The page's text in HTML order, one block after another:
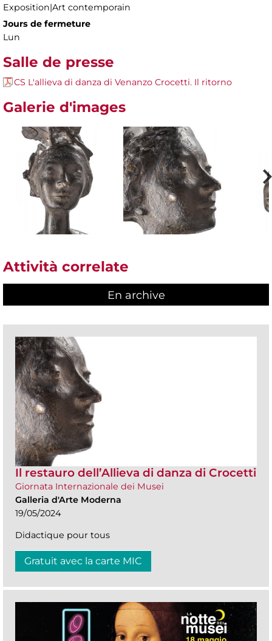
Exposition|Art contemporain
Jours de fermeture
Lun
Salle de presse
CS L'allieva di danza di Venanzo Crocetti. Il ritorno
Galerie d'images
Attività correlate
En archive
Il restauro dell’Allieva di danza di Crocetti
Giornata Internazionale dei Musei
Galleria d'Arte Moderna
19/05/2024
Didactique pour tous
Gratuit avec la carte MIC